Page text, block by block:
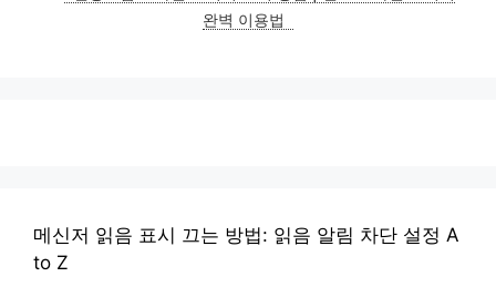
완벽 이용법
메신저 읽음 표시 끄는 방법: 읽음 알림 차단 설정 A
to Z